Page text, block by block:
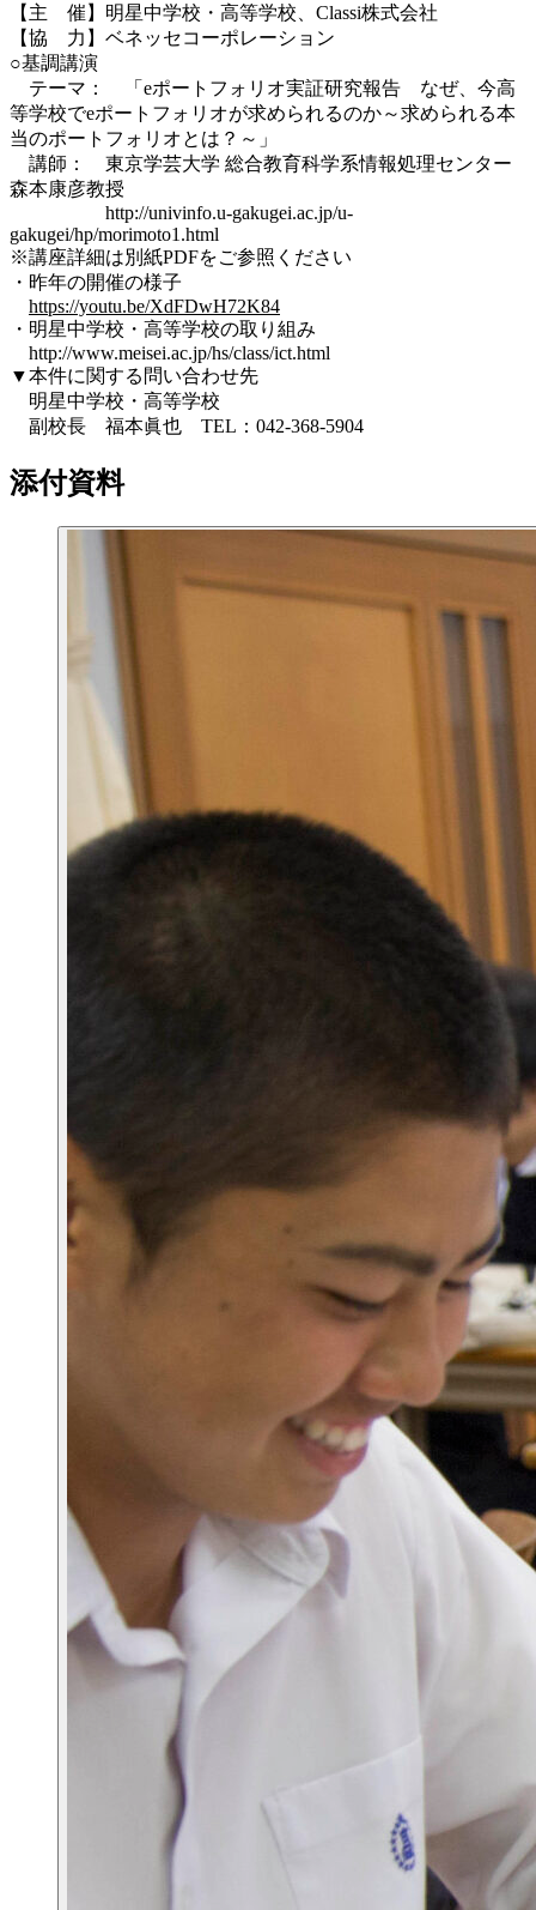
【主 催】明星中学校・高等学校、Classi株式会社
【協 力】ベネッセコーポレーション
○基調講演
テーマ： 「eポートフォリオ実証研究報告 なぜ、今高
等学校でeポートフォリオが求められるのか～求められる本
当のポートフォリオとは？～」
講師： 東京学芸大学 総合教育科学系情報処理センター
森本康彦教授
http://univinfo.u-gakugei.ac.jp/u-
gakugei/hp/morimoto1.html
※講座詳細は別紙PDFをご参照ください
・昨年の開催の様子
https://youtu.be/XdFDwH72K84
・明星中学校・高等学校の取り組み
http://www.meisei.ac.jp/hs/class/ict.html
▼本件に関する問い合わせ先
明星中学校・高等学校
副校長 福本眞也 TEL：042-368-5904
添付資料